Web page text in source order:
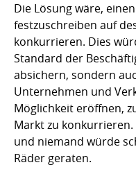
Die Lösung wäre,
festzuschreiben auf
konkurrieren. Dies
Standard der
absichern, sondern
Unternehmen und
Möglichkeit eröffnen,
Markt zu
und niemand würde
Räder geraten.